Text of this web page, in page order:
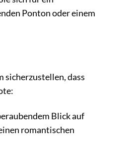
Ponton oder einem
sicherzustellen, dass
Blick auf
romantischen